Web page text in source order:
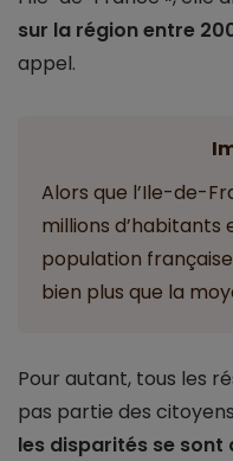
sur la région entre
appel.
Alors que l’Ile-de-
millions
population
bien plus que la
Pour autant, tous les
pas partie des
les disparités se sont